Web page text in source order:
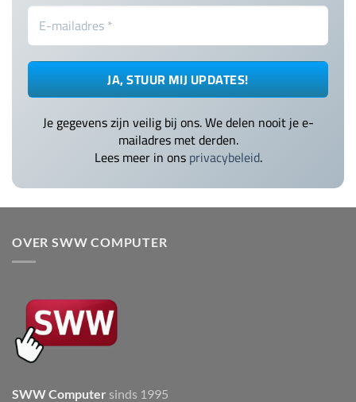
Je gegevens zijn veilig bij ons. We delen nooit je e-
mailadres met derden.
Lees meer in onsprivacybeleid.
OVER SWW COMPUTER
SWW Computer sinds 1995